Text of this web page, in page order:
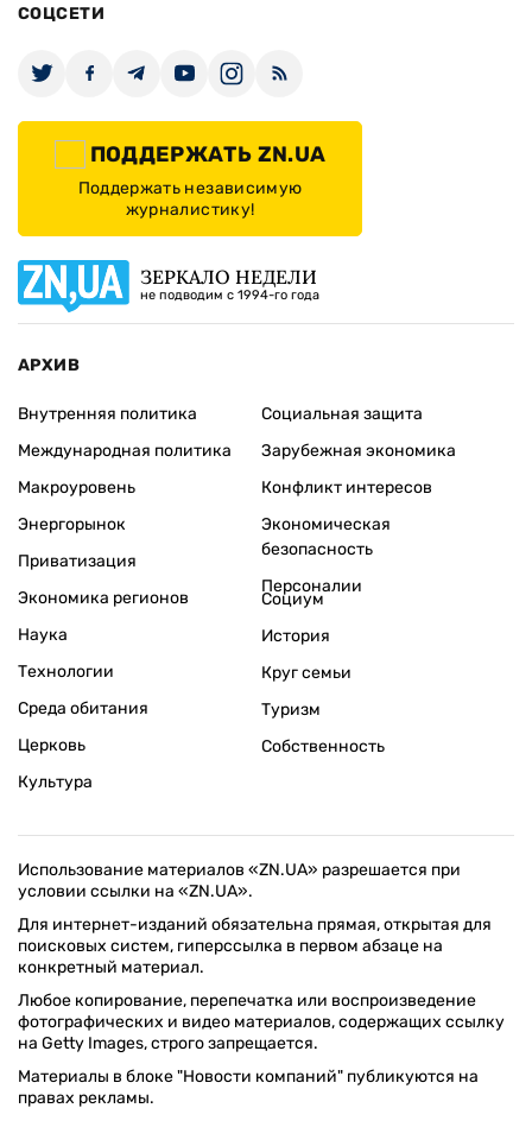
СОЦСЕТИ
ПОДДЕРЖАТЬ ZN.UA
Поддержать независимую
журналистику!
ЗЕРКАЛО НЕДЕЛИ
не подводим с 1994-го года
АРХИВ
Внутренняя политика
Международная политика
Макроуровень
Энергорынок
Приватизация
Экономика регионов
Социальная защита
Зарубежная экономика
Конфликт интересов
Экономическая
безопасность
Персоналии
Наука
Технологии
Среда обитания
Церковь
Культура
Социум
История
Круг семьи
Туризм
Собственность
Использование материалов «ZN.UA» разрешается при
условии ссылки на «ZN.UA».
Для интернет-изданий обязательна прямая, открытая для
поисковых систем, гиперссылка в первом абзаце на
конкретный материал.
Любое копирование, перепечатка или воспроизведение
фотографических и видео материалов, содержащих ссылку
на Getty Images, строго запрещается.
Материалы в блоке "Новости компаний" публикуются на
правах рекламы.